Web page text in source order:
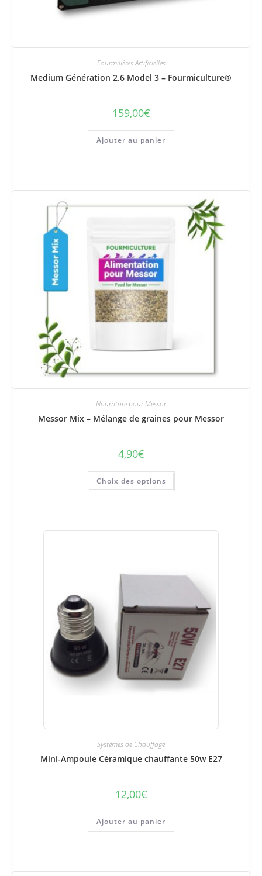
Fourmilières Artificielles
Medium Génération 2.6 Model 3 – Fourmiculture®
159,00€
Ajouter au panier
Nourriture pour Messor
Messor Mix – Mélange de graines pour Messor
4,90€
Choix des options
Ce
a
peuvent
produit
Systèmes de Chauffage
Mini-Ampoule Céramique chauffante 50w E27
12,00€
Ajouter au panier